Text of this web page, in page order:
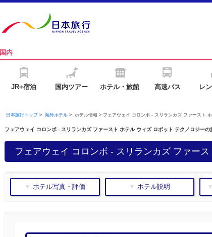
国内
JR+宿泊 国内ツアー ホテル・旅館 高速バス レ
日本旅行トップ> 海外ホテル> ホテル情報 > フェアウェイ コロンボ - スリランカズ ファースト
フェアウェイ コロンボ - スリランカズ ファースト ホテル ウィズ ロボット テクノロジーの
フェアウェイ コロンボ - スリランカズ ファー
▼ ホテル写真・評価 ▼ ホテル説明